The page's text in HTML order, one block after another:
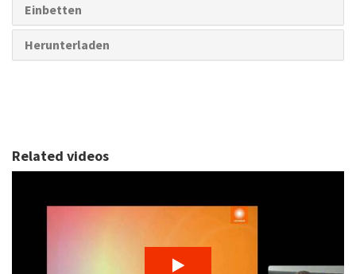
Einbetten
Herunterladen
Related videos